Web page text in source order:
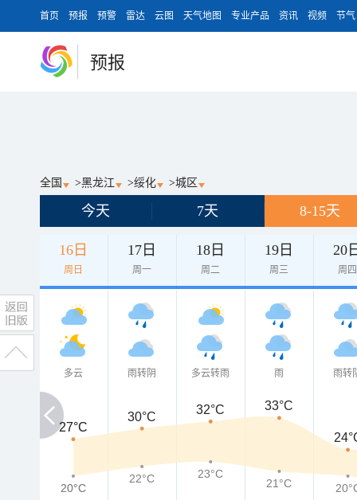
首页 预报 预警 雷达 云图 天气地图 专业产品 资讯 视频 节气
预报
全国 >黑龙江 >绥化 >城区
今天 7天 8-15天
16日
周日
17日
周一
18日
周二
19日
周三
20
周四
多云 雨转阴 多云转雨 雨 雨转
27°C
27°C
30°C
32°C 33°C
20°C
20°C
22°C 23°C
21°C